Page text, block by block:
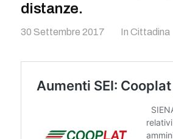
distanze.
30 Settembre 2017 In Cittadina